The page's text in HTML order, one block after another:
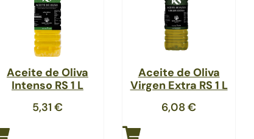
Aceite de Oliva
Intenso RS 1 L
5,31 €
Aceite de Oliva
Virgen Extra RS 1 L
6,08€